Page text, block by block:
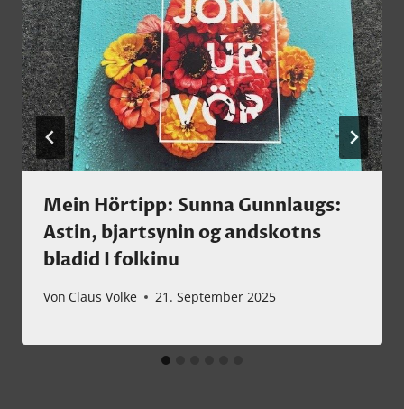
Mein Hörtipp: Sunna Gunnlaugs:
Astin, bjartsynin og andskotns
bladid I folkinu
Von Claus Volke 21. September 2025